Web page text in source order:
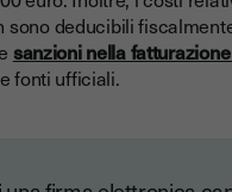
sono deducibili
sanzioni nella
fonti ufficiali.